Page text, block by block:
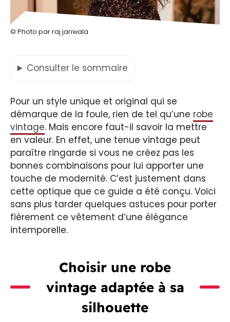
© Photo par raj jariwala
Consulter le sommaire
Pour un style unique et original qui se
démarque de la foule, rien de tel qu’une robe
vintage. Mais encore faut-il savoir la mettre
en valeur. En effet, une tenue vintage peut
paraître ringarde si vous ne créez pas les
bonnes combinaisons pour lui apporter une
touche de modernité. C’est justement dans
cette optique que ce guide a été conçu. Voici
sans plus tarder quelques astuces pour porter
fièrement ce vêtement d’une élégance
intemporelle.
Choisir une robe
vintage adaptée à sa
silhouette